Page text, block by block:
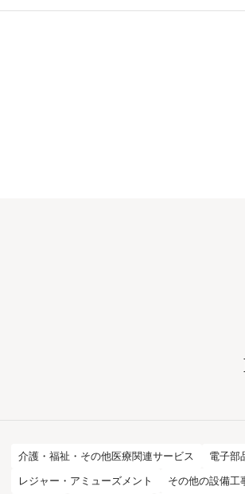
介護・福祉・その他医療関連サービス 電子部
レジャー・アミューズメント その他の設備工